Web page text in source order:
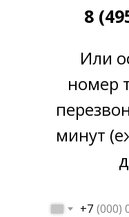
8
Или
номер
минут
+7